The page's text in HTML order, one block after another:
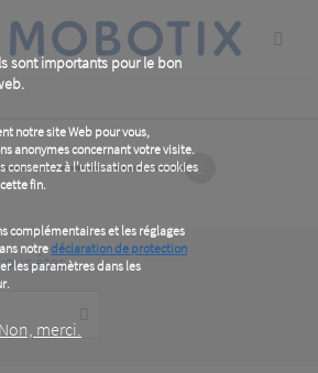
sont importants pour le bon
notre site Web pour vous,
anonymes concernant votre visite.
consentez à l'utilisation des cookies
fin.
complémentaires et les réglages
notredéclaration de protection
les paramètres dans les
Non, merci.
2
êtes